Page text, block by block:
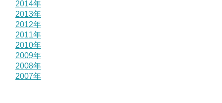
2014年
2013年
2012年
2011年
2010年
2009年
2008年
2007年